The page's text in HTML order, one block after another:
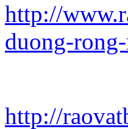
http://
duong-
http://